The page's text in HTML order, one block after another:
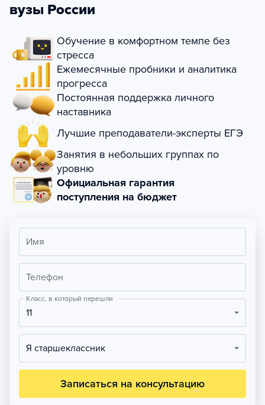
вузы России
Обучение в комфортном темпе без
стресса
Ежемесячные пробники и аналитика
прогресса
Постоянная поддержка личного
наставника
Лучшие преподаватели-эксперты ЕГЭ
Занятия в небольших группах по
уровню
Официальная гарантия
поступления на бюджет
Имя
Телефон
Класс, в который перешли
11
Я старшеклассник
Записаться на консультацию